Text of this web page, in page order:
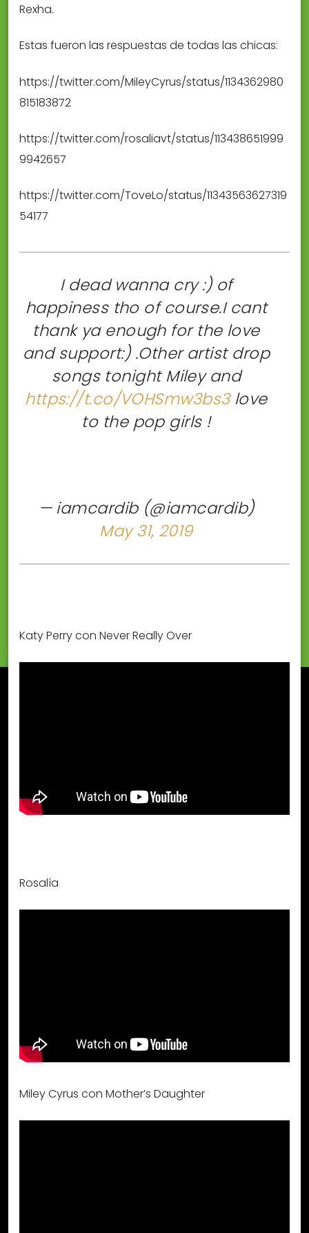
Rexha.
Estas fueron las respuestas de todas las chicas:
https://twitter.com/MileyCyrus/status/1134362980
815183872
https://twitter.com/rosaliavt/status/113438651999
9942657
https://twitter.com/ToveLo/status/11343563627319
54177
I dead wanna cry :) of
happiness tho of course.I cant
thank ya enough for the love
and support:) .Other artist drop
songs tonight Miley and
https://t.co/VOHSmw3bs3love
to the pop girls !
— iamcardib (@iamcardib)
May 31, 2019
Katy Perry con Never Really Over
Rosalía
Miley Cyrus con Mother’s Daughter